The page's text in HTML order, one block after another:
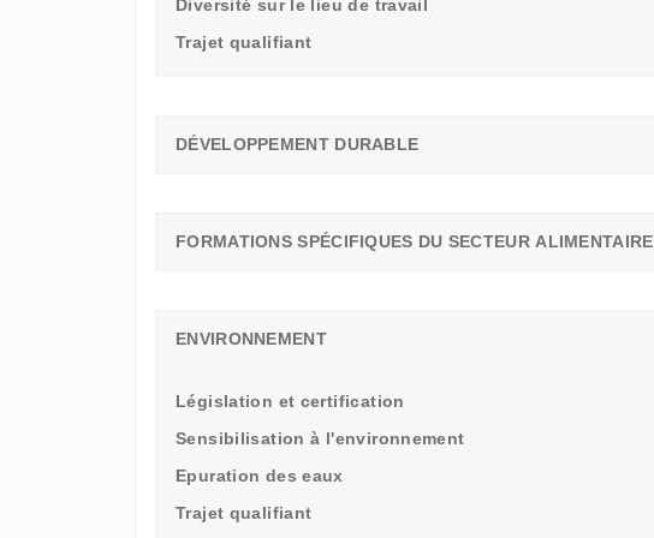
Diversité sur le lieu de travail
Trajet qualifiant
DÉVELOPPEMENT DURABLE
FORMATIONS SPÉCIFIQUES DU SECTEUR ALIMENTAIRE
ENVIRONNEMENT
Législation et certification
Sensibilisation à l'environnement
Epuration des eaux
Trajet qualifiant